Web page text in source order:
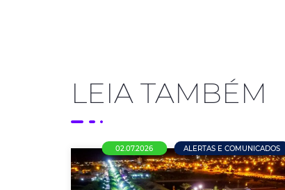
LEIA TAMBÉM
02.07.2026 ALERTAS E COMUNICADOS